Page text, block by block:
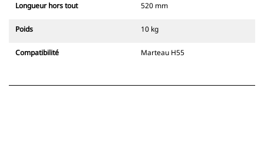
Longueur hors tout 520 mm
Poids 10 kg
Compatibilité Marteau H55